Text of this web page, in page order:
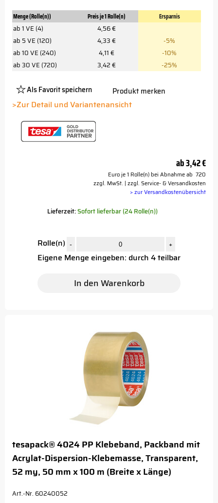
Menge (Rolle(n)) Preis je 1 Rolle(n)
Ersparnis
ab 1 VE (4)
4,56 €
ab 5 VE (120)
4,33 €
-5%
ab 10 VE (240)
4,11 €
-10%
ab 30 VE (720)
3,42 € -25%
Als Favorit speichern
Platzhalter
Button
Produkt merken
>Zur Detail und Variantenansicht
ab3,42 €
Euro je 1 Rolle(n) bei Abnahme ab 720
zzgl. MwSt. | zzgl. Service- & Versandkosten
> zur Versandkostenübersicht
Lieferzeit:Sofort lieferbar (24 Rolle(n))
Rolle(n) - +
Eigene Menge eingeben: durch 4 teilbar
In den Warenkorb
tesapack® 4024 PP Klebeband, Packband mit
Acrylat-Dispersion-Klebemasse, Transparent,
52 my, 50 mm x 100 m (Breite x Länge)
Art.-Nr. 60240052